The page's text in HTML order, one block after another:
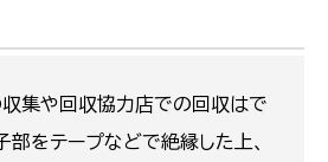
集や回収協力店での回収はで
部をテープなどで絶縁した上、